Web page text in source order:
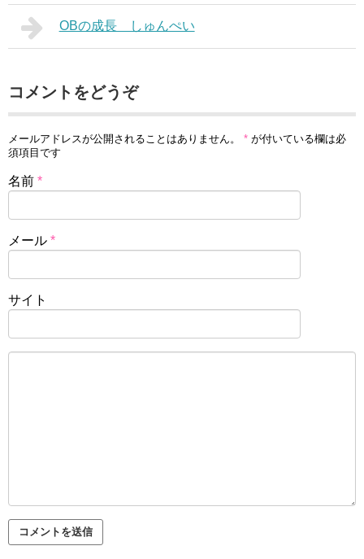
OBの成長 しゅんぺい
コメントをどうぞ
メールアドレスが公開されることはありません。 * が付いている欄は必
須項目です
名前 *
メール *
サイト